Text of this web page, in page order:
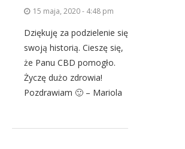
15 maja, 2020 - 4:48 pm
Dziękuję za podzielenie się
swoją historią. Cieszę się,
że Panu CBD pomogło.
Życzę dużo zdrowia!
Pozdrawiam 🙂 – Mariola